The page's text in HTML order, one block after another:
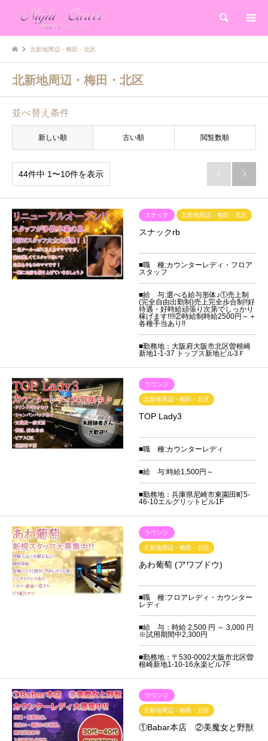
検索
北新地周辺・梅田・北区
北新地周辺・梅田・北区
並べ替え条件
新しい順 古い順 閲覧数順
44件中 1〜10件を表示  
スナック 北新地周辺・梅田・北区
スナックrb
■職 種:カウンターレディ・フロア
スタッフ
■給 与:選べる給与形体♪①売上制
(完全自由出勤制)売上完全歩合制!!好
待遇・好時給頑張り次第でしっかり
稼げます!!!!②時給制時給2500円～＋
各種手当あり!!
■勤務地：大阪府大阪市北区曽根崎
新地1-1-37 トップス新地ビル3Ｆ
ラウンジ
北新地周辺・梅田・北区
TOP Lady3
■職 種:カウンターレディ
■給 与:時給1,500円～
■勤務地：兵庫県尼崎市東園田町5-
46-10エルグリットビル1F
ラウンジ
北新地周辺・梅田・北区
あわ葡萄 (アワブドウ)
■職 種:フロアレディ・カウンター
レディ
■給 与：時給 2,500 円 ～ 3,000 円
※試用期間中2,300円
■勤務地：〒530-0002大阪市北区曽
根崎新地1-10-16永楽ビル7F
ラウンジ
北新地周辺・梅田・北区
①Babar本店 ②美魔女と野獣